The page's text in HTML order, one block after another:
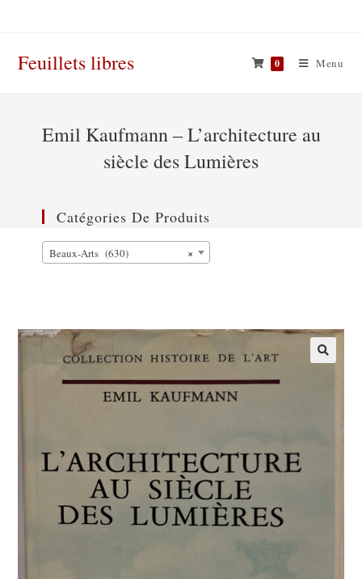
Feuillets libres 0 Menu
Emil Kaufmann – L’architecture au
siècle des Lumières
Catégories De Produits
×
Beaux-Arts (630)